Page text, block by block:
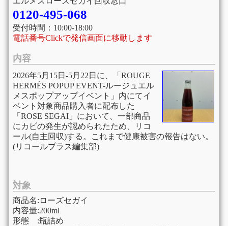
0120-495-068
受付時間：10:00-18:00
電話番号Clickで発信画面に移動します
内容
2026年5月15日-5月22日に、「ROUGE
HERMÈS POPUP EVENT-ルージュエル
メスポップアップイベント」内にてイ
ベント対象商品購入者に配布した
「ROSE SEGAI」において、一部商品
にカビの発生が認められたため、リコ
ール(自主回収)する。これまで健康被害の報告はない。
(リコールプラス編集部)
対象
商品名:ローズセガイ
内容量:200ml
形態 :瓶詰め